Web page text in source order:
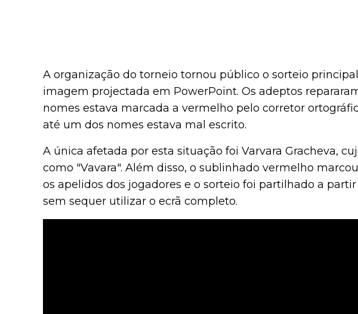
A organização do torneio tornou público o sorteio
imagem projectada em PowerPoint. Os adeptos
nomes estava marcada a vermelho pelo corretor
até um dos nomes estava mal escrito.
A única afetada por esta situação foi Varvara Gracheva,
como "Vavara". Além disso, o sublinhado vermelho
os apelidos dos jogadores e o sorteio foi partilhado a
sem sequer utilizar o ecrã completo.